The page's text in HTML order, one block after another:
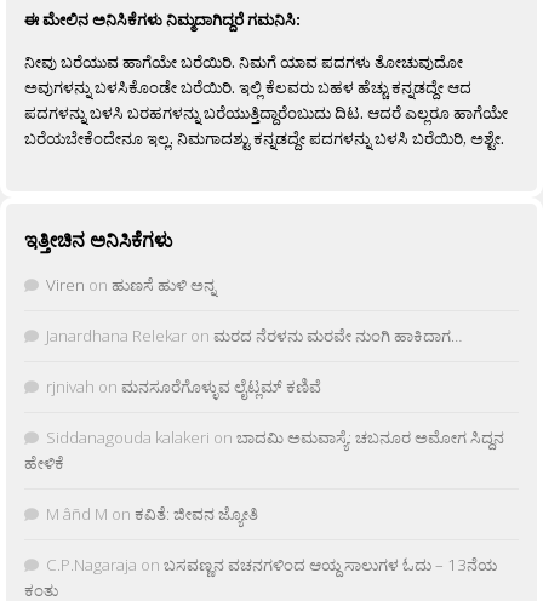
ಈ ಮೇಲಿನ ಅನಿಸಿಕೆಗಳು ನಿಮ್ಮದಾಗಿದ್ದರೆ ಗಮನಿಸಿ:
ನೀವು ಬರೆಯುವ ಹಾಗೆಯೇ ಬರೆಯಿರಿ. ನಿಮಗೆ ಯಾವ ಪದಗಳು ತೋಚುವುದೋ
ಅವುಗಳನ್ನು ಬಳಸಿಕೊಂಡೇ ಬರೆಯಿರಿ. ಇಲ್ಲಿ ಕೆಲವರು ಬಹಳ ಹೆಚ್ಚು ಕನ್ನಡದ್ದೇ ಆದ
ಪದಗಳನ್ನು ಬಳಸಿ ಬರಹಗಳನ್ನು ಬರೆಯುತ್ತಿದ್ದಾರೆಂಬುದು ದಿಟ. ಆದರೆ ಎಲ್ಲರೂ ಹಾಗೆಯೇ
ಬರೆಯಬೇಕೆಂದೇನೂ ಇಲ್ಲ. ನಿಮಗಾದಶ್ಟು ಕನ್ನಡದ್ದೇ ಪದಗಳನ್ನು ಬಳಸಿ ಬರೆಯಿರಿ, ಅಶ್ಟೇ.
ಇತ್ತೀಚಿನ ಅನಿಸಿಕೆಗಳು
Viren on ಹುಣಸೆ ಹುಳಿ ಅನ್ನ
Janardhana Relekar on ಮರದ ನೆರಳನು ಮರವೇ ನುಂಗಿ ಹಾಕಿದಾಗ…
rjnivah on ಮನಸೂರೆಗೊಳ್ಳುವ ಲೈಟ್ಲಮ್ ಕಣಿವೆ
Siddanagouda kalakeri on ಬಾದಮಿ ಅಮವಾಸ್ಯೆ: ಚಬನೂರ ಅಮೋಗ ಸಿದ್ದನ
ಹೇಳಿಕೆ
M âñd M on ಕವಿತೆ: ಜೀವನ ಜ್ಯೋತಿ
C.P.Nagaraja on ಬಸವಣ್ಣನ ವಚನಗಳಿಂದ ಆಯ್ದ ಸಾಲುಗಳ ಓದು – 13ನೆಯ
ಕಂತು